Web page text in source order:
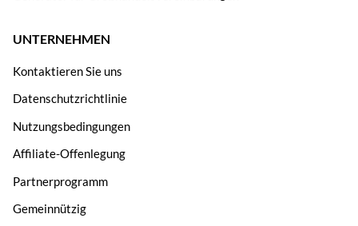
UNTERNEHMEN
Kontaktieren Sie uns
Datenschutzrichtlinie
Nutzungsbedingungen
Affiliate-Offenlegung
Partnerprogramm
Gemeinnützig